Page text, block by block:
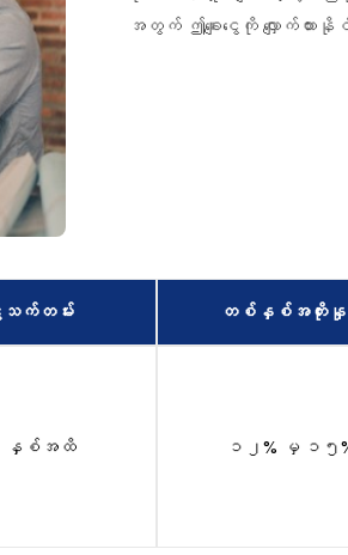
အတွက် ဤချေးငွေကို လျှောက်ထာ
ငွေသက်တမ်း တစ်နှစ်အတိုးနှု
နှစ်အထိ ၁၂% မှ ၁၅